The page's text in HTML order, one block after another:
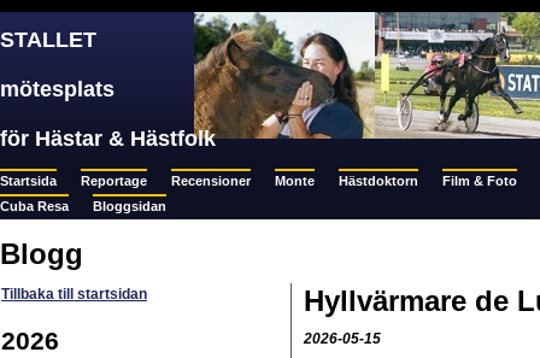
STALLET
mötesplats
för Hästar & Hästfolk
Startsida Reportage Recensioner Monte Hästdoktorn
Film & Foto
Cuba Resa
Bloggsidan
Blogg
Tillbaka till startsidan
2026
Hyllvärmare de
2026-05-15